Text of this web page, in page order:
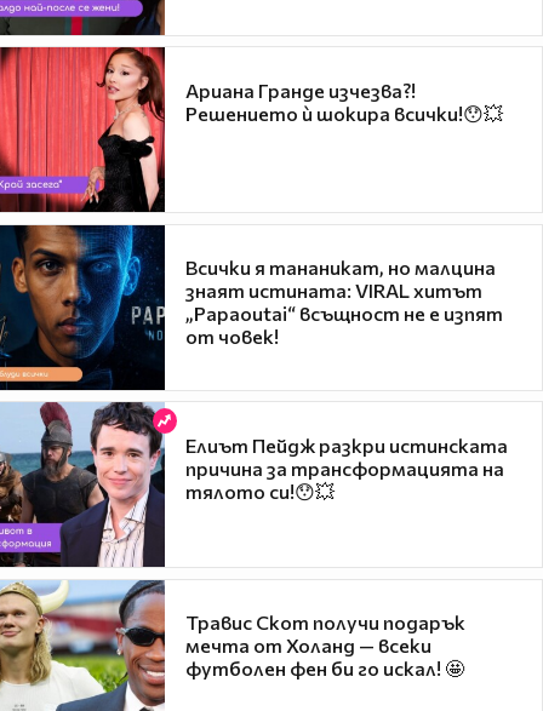
Ариана Гранде изчезва?!
Решението ѝ шокира всички!😯💥
Всички я тананикат, но малцина
знаят истината: VIRAL хитът
„Papaoutai“ всъщност не е изпят
от човек!
Елиът Пейдж разкри истинската
причина за трансформацията на
тялото си!😯💥
Травис Скот получи подарък
мечта от Холанд — всеки
футболен фен би го искал! 🤩